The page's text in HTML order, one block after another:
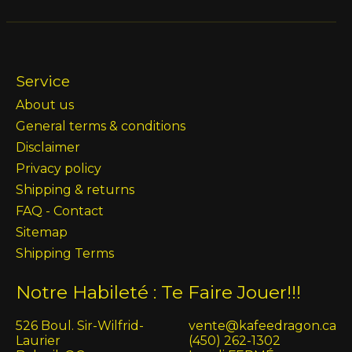
Service
About us
General terms & conditions
Disclaimer
Privacy policy
Shipping & returns
FAQ - Contact
Sitemap
Shipping Terms
Notre Habileté : Te Faire Jouer!!!
526 Boul. Sir-Wilfrid-
Laurier
vente@kafeedragon.ca
(450) 262-1302